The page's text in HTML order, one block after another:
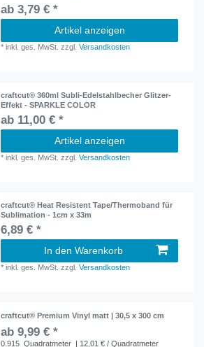
ab 3,79 € *
Artikel anzeigen
*inkl. ges. MwSt. zzgl.Versandkosten
craftcut® 360ml Subli-Edelstahlbecher Glitzer-
Effekt - SPARKLE COLOR
ab 11,00 € *
Artikel anzeigen
*inkl. ges. MwSt. zzgl.Versandkosten
craftcut® Heat Resistent Tape/Thermoband für
Sublimation - 1cm x 33m
6,89 € *
In den Warenkorb
*inkl. ges. MwSt. zzgl.Versandkosten
craftcut® Premium Vinyl matt | 30,5 x 300 cm
ab 9,99 € *
0.915 Quadratmeter | 12,01 € / Quadratmeter